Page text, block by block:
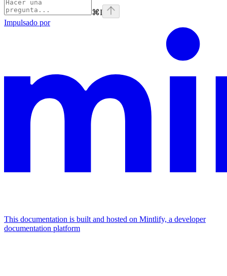
⌘I
Impulsado por
This documentation is built and hosted on Mintlify, a developer
documentation platform